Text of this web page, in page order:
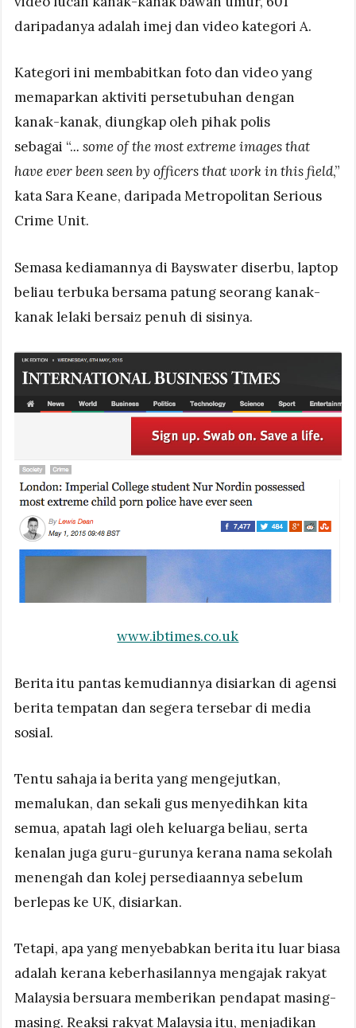
daripadanya adalah imej dan video kategori A.
Kategori ini membabitkan foto dan video yang
memaparkan aktiviti persetubuhan dengan
kanak-kanak, diungkap oleh pihak polis
sebagai “... some of the most extreme images that
have ever been seen by officers that work in this field,”
kata Sara Keane, daripada Metropolitan Serious
Crime Unit.
Semasa kediamannya di Bayswater diserbu, laptop
beliau terbuka bersama patung seorang kanak-
kanak lelaki bersaiz penuh di sisinya.
www.ibtimes.co.uk
Berita itu pantas kemudiannya disiarkan di agensi
berita tempatan dan segera tersebar di media
sosial.
Tentu sahaja ia berita yang mengejutkan,
memalukan, dan sekali gus menyedihkan kita
semua, apatah lagi oleh keluarga beliau, serta
kenalan juga guru-gurunya kerana nama sekolah
menengah dan kolej persediaannya sebelum
berlepas ke UK, disiarkan.
Tetapi, apa yang menyebabkan berita itu luar biasa
adalah kerana keberhasilannya mengajak rakyat
Malaysia bersuara memberikan pendapat masing-
masing. Reaksi rakyat Malaysia itu, menjadikan